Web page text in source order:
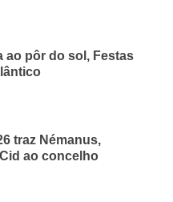
ao pôr do sol, Festas
traz Némanus,
ao concelho